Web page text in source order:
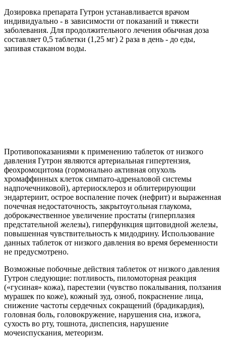
Дозировка препарата Гутрон устанавливается врачом
индивидуально - в зависимости от показаний и тяжести
заболевания. Для продолжительного лечения обычная доза
составляет 0,5 таблетки (1,25 мг) 2 раза в день - до еды,
запивая стаканом воды.
Противопоказаниями к применению таблеток от низкого
давления Гутрон являются артериальная гипертензия,
феохромоцитома (гормонально активная опухоль
хромаффинных клеток симпато-адреналовой системы
надпочечниковой), артериосклероз и облитерирующии
эндартериит, острое воспаление почек (нефрит) и выраженная
почечная недостаточность, закрытоугольная глаукома,
доброкачественное увеличение простаты (гиперплазия
предстательной железы), гиперфункция щитовидной железы,
повышенная чувствительность к мидодрину. Использование
данных таблеток от низкого давления во время беременности
не предусмотрено.
Возможные побочные действия таблеток от низкого давления
Гутрон следующие: потливость, пиломоторная реакция
(«гусиная» кожа), парестезии (чувство покалывания, ползания
мурашек по коже), кожный зуд, озноб, покраснение лица,
снижение частоты сердечных сокращений (брадикардия),
головная боль, головокружение, нарушения сна, изжога,
сухость во рту, тошнота, диспепсия, нарушение
мочеиспускания, метеоризм.